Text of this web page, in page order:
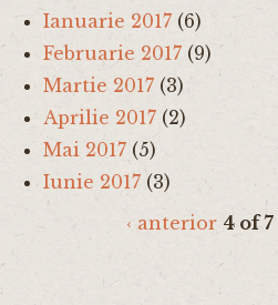
Ianuarie 2017 (6)
Februarie 2017 (9)
Martie 2017 (3)
Aprilie 2017 (2)
Mai 2017 (5)
Iunie 2017 (3)
‹ anterior 4 of 7